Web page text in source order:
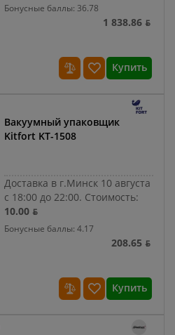
Бонусные баллы: 36.78
1 838.86 ƃ
Купить
Вакуумный упаковщик
Kitfort KT-1508
Доставка в г.Минск 10 августа
с 18:00 до 22:00. Стоимость:
10.00 ƃ
Бонусные баллы: 4.17
208.65 ƃ
Купить